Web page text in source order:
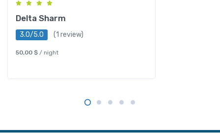
Delta Sharm
3.0/5.0 (1 review)
50,00 $ / night